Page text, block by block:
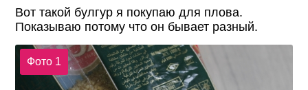
Вот такой булгур я покупаю для плова.
Показываю потому что он бывает разный.
Фото 1